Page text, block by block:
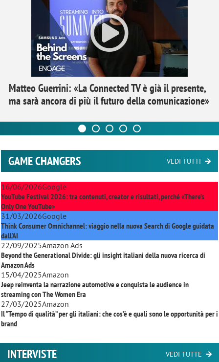
Matteo Guerrini: «La Connected TV è già il presente,
ma sarà ancora di più il futuro della comunicazione»
GAME CHANGERS VEDI TUTTI
16/06/2026Google
YouTube Festival 2026: tra contenuti, creator e risultati, perché «There’s
Only One YouTube»
31/03/2026Google
Think Consumer Omnichannel: viaggio nella nuova Search di Google guidata
dall'AI
22/09/2025Amazon Ads
Beyond the Generational Divide: gli insight italiani della nuova ricerca di
Amazon Ads
15/04/2025Amazon
Jeep reinventa la narrazione automotive e conquista le audience in
streaming conThe Women Era
27/03/2025Amazon
Il “Tempo di qualità” per gli italiani: che cos’è e quali sono le opportunità per i
brand
INTERVISTE VEDI TUTTE